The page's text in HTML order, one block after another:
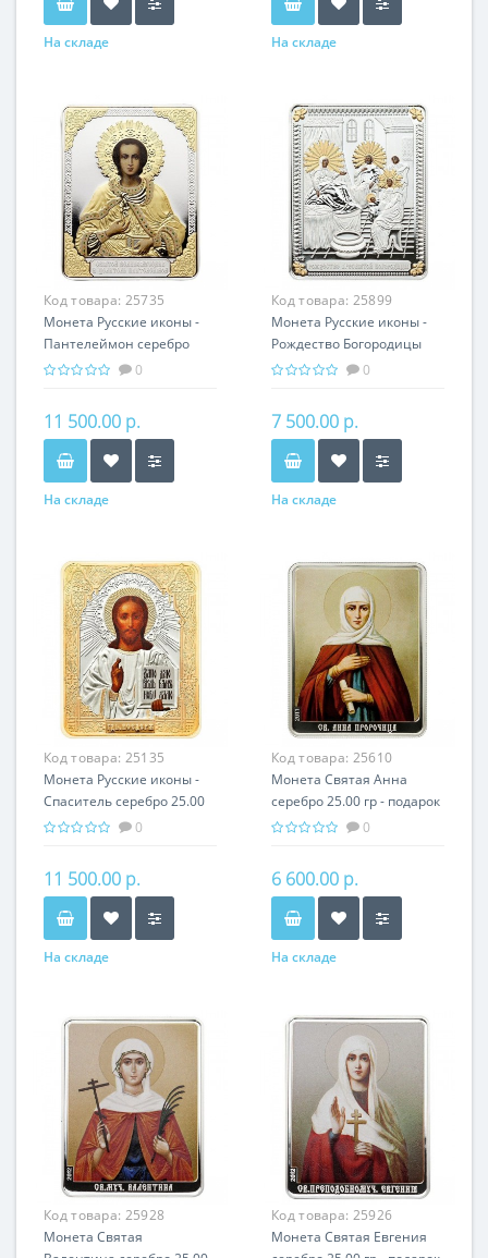
На складе На складе
Код товара: 25735
Монета Русские иконы -
Пантелеймон серебро
25.00 гр - православный
0
11 500.00 р.
На складе
Код товара: 25899
Монета Русские иконы -
Рождество Богородицы
серебро 25.00 гр -
0
7 500.00 р.
На складе
Код товара: 25135
Монета Русские иконы -
Спаситель серебро 25.00
гр - православные
0
11 500.00 р.
На складе
Код товара: 25610
Монета Святая Анна
серебро 25.00 гр - подарок
икона имени0
6 600.00 р.
На складе
Код товара: 25928
Монета Святая
Код товара: 25926
Монета Святая Евгения